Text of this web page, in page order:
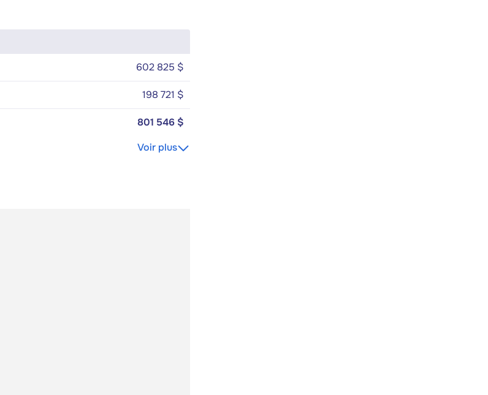
602 825 $
198 721 $
801 546 $
Voir plus